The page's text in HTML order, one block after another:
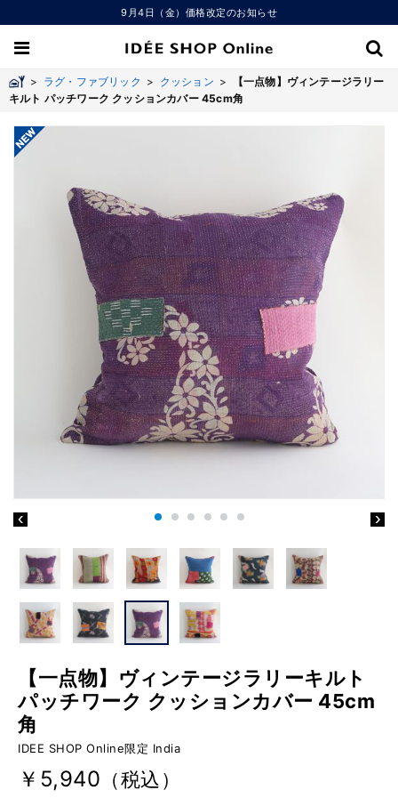
9月4日（金）価格改定のお知らせ
> ラグ・ファブリック > クッション >
【一点物】ヴィンテージラリー
キルト パッチワーク クッションカバー 45cm角
【一点物】ヴィンテージラリーキルト
パッチワーク クッションカバー 45cm
角
IDEE SHOP Online限定 India
￥5,940 （税込）